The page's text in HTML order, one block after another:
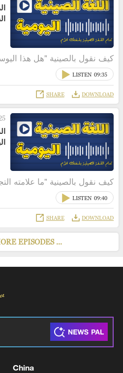
كيف نقول بالصينية "هل هذا
LISTEN 09:35
DOWNLOAD
SHARE
كيف نقول بالصينية "ما علامته
LISTEN 09:40
DOWNLOAD
SHARE
... LOAD MORE EPISODES ...
China